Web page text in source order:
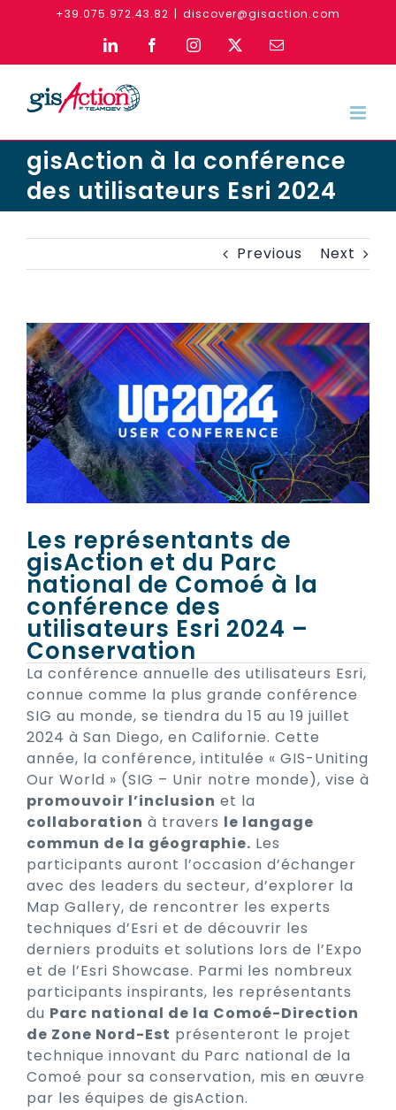
+39.075.972.43.82 | discover@gisaction.com
LinkedInFacebookInstagram Email
gisAction à la conférence
des utilisateurs Esri 2024
Previous Next
View
Larger
Image
Les représentants de
gisAction et du Parc
national de Comoé à la
conférence des
utilisateurs Esri 2024 –
Conservation
La conférence annuelle des utilisateurs Esri,
connue comme la plus grande conférence
SIG au monde, se tiendra du 15 au 19 juillet
2024 à San Diego, en Californie. Cette
année, la conférence, intitulée « GIS-Uniting
Our World » (SIG – Unir notre monde), vise à
promouvoir l’inclusion et la
collaboration à travers le langage
commun de la géographie. Les
participants auront l’occasion d’échanger
avec des leaders du secteur, d’explorer la
Map Gallery, de rencontrer les experts
techniques d’Esri et de découvrir les
derniers produits et solutions lors de l’Expo
et de l’Esri Showcase. Parmi les nombreux
participants inspirants, les représentants
du Parc national de la Comoé-Direction
de Zone Nord-Est présenteront le projet
technique innovant du Parc national de la
Comoé pour sa conservation, mis en œuvre
par les équipes de gisAction.